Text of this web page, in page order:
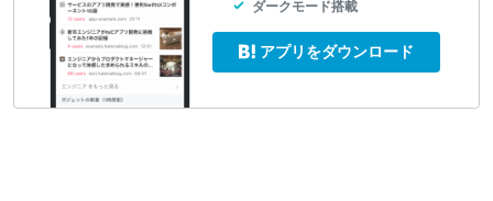
ダークモード搭載
アプリをダウンロード